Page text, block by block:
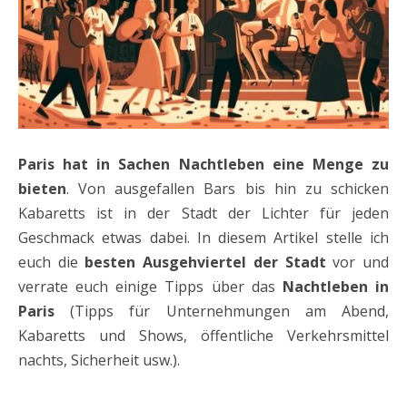
Paris hat in Sachen Nachtleben eine Menge zu
bieten. Von ausgefallen Bars bis hin zu schicken
Kabaretts ist in der Stadt der Lichter für jeden
Geschmack etwas dabei. In diesem Artikel stelle ich
euch die besten Ausgehviertel der Stadt vor und
verrate euch einige Tipps über das Nachtleben in
Paris (Tipps für Unternehmungen am Abend,
Kabaretts und Shows, öffentliche Verkehrsmittel
nachts, Sicherheit usw.).